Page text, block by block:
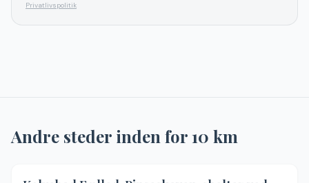
Privatlivspolitik
Andre steder inden for10 km